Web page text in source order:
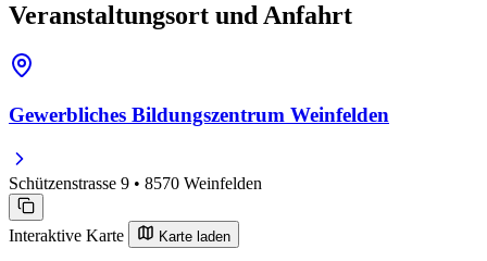
Veranstaltungsort und Anfahrt
Gewerbliches Bildungszentrum Weinfelden
Schützenstrasse 9 • 8570 Weinfelden
Interaktive Karte Karte laden